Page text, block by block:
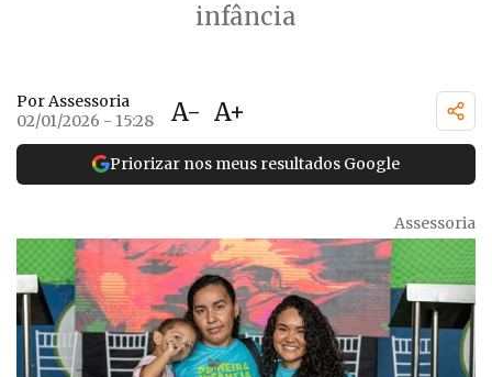
infância
Por Assessoria
02/01/2026 - 15:28
A- A+
Priorizar nos meus resultados Google
Assessoria